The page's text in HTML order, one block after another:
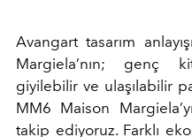
Avangart tasarım
Margiela’nın; genç
giyilebilir ve ulaşılabilir
MM6 Maison
takip ediyoruz. Farklı